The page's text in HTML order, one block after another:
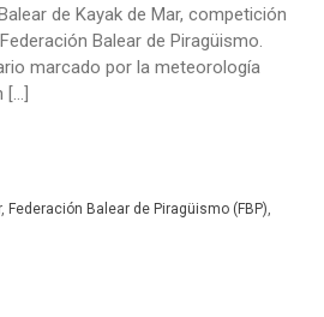
de Kayak de Mar, competición
Balear de Piragüismo.
marcado por la meteorología
[…]
, Federación Balear de Piragüismo (FBP)